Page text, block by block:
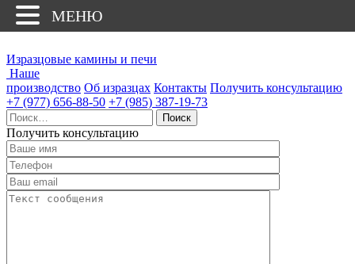
Изразцовые камины и печи
Наше
производство Об изразцах Контакты Получить консультацию
+7 (977) 656-88-50 +7 (985) 387-19-73
Найти:
Получить консультацию
МЕНЮ